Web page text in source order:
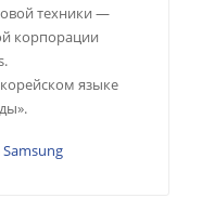
техники —
корпорации
языке